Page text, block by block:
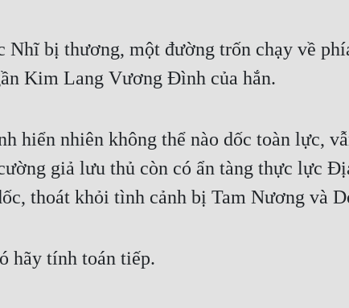
Nhĩ bị thương, một đường trốn chạy về
Kim Lang Vương Đình của hắn.
hiển nhiên không thể nào dốc toàn lực,
giả lưu thủ còn có ẩn tàng thực lực
thoát khỏi tình cảnh bị Tam Nương và
hãy tính toán tiếp.